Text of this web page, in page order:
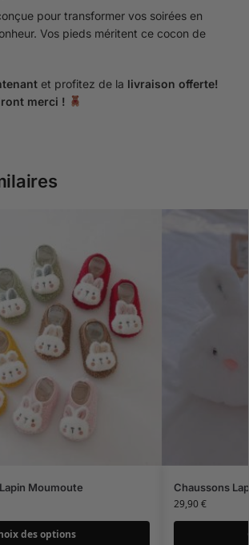
pour transformer vos soirées en
Vos pieds méritent ce cocon de
et profitez de la livraison offerte!
merci !
Moumoute
des options
Chaussons
29,90€